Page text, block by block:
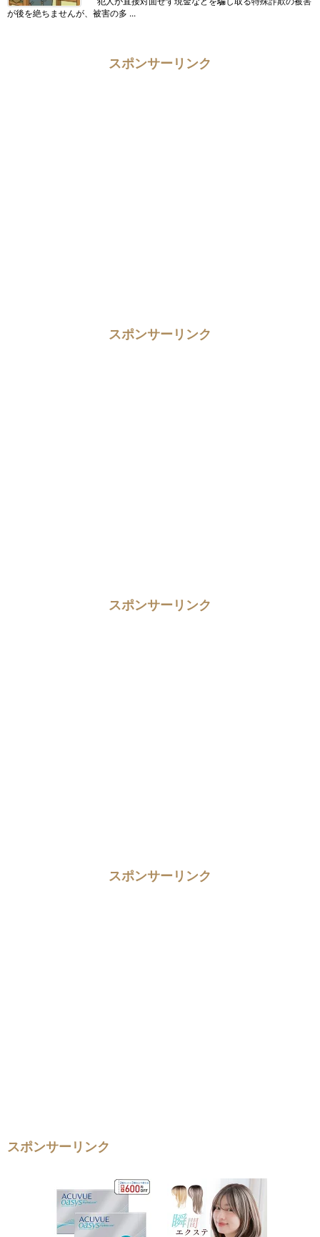
が後を絶ちませんが、被害の多 ...
スポンサーリンク
スポンサーリンク
スポンサーリンク
スポンサーリンク
スポンサーリンク